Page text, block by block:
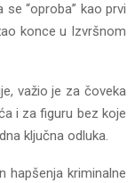
“oproba” kao prvi
konce u Izvršnom
važio je za čoveka
i za figuru bez koje
ključna odluka.
hapšenja kriminalne